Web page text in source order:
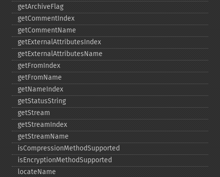
getArchiveFlag
getCommentIndex
getCommentName
getExternalAttributesIndex
getExternalAttributesName
getFromIndex
getFromName
getNameIndex
getStatusString
getStream
getStreamIndex
getStreamName
isCompressionMethodSupported
isEncryptionMethodSupported
locateName